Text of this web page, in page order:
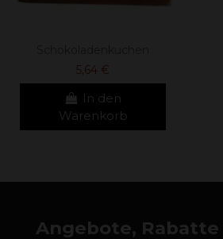
5,64 €
In den
Warenkorb
Angebote, Rabatte